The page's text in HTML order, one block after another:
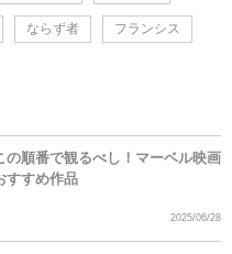
ならず者 フランシス
の順番で観るべし！マーベル映画
すすめ作品
2025/06/28